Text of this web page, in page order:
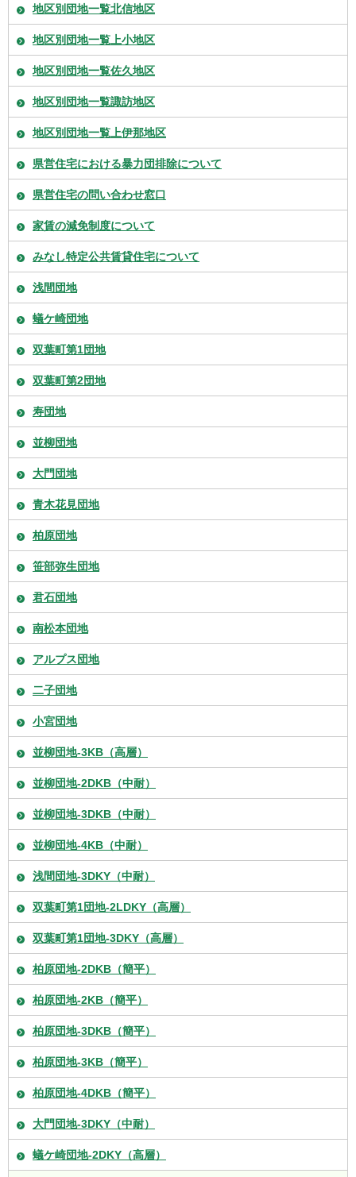
地区別団地一覧北信地区
地区別団地一覧上小地区
地区別団地一覧佐久地区
地区別団地一覧諏訪地区
地区別団地一覧上伊那地区
県営住宅における暴力団排除について
県営住宅の問い合わせ窓口
家賃の減免制度について
みなし特定公共賃貸住宅について
浅間団地
蟻ケ崎団地
双葉町第1団地
双葉町第2団地
寿団地
並柳団地
大門団地
青木花見団地
柏原団地
笹部弥生団地
君石団地
南松本団地
アルプス団地
二子団地
小宮団地
並柳団地-3KB（高層）
並柳団地-2DKB（中耐）
並柳団地-3DKB（中耐）
並柳団地-4KB（中耐）
浅間団地-3DKY（中耐）
双葉町第1団地-2LDKY（高層）
双葉町第1団地-3DKY（高層）
柏原団地-2DKB（簡平）
柏原団地-2KB（簡平）
柏原団地-3DKB（簡平）
柏原団地-3KB（簡平）
柏原団地-4DKB（簡平）
大門団地-3DKY（中耐）
蟻ケ崎団地-2DKY（高層）